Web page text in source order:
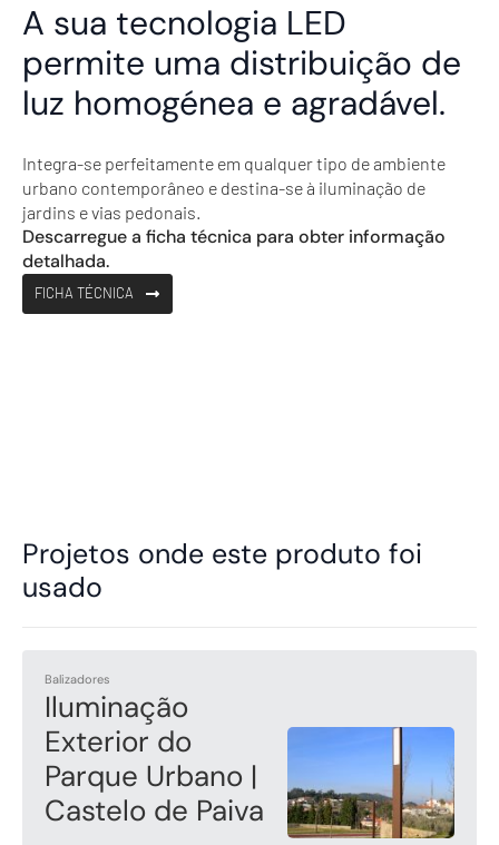
A sua tecnologia LED
permite uma distribuição de
luz homogénea e agradável.
Integra-se perfeitamente em qualquer tipo de ambiente
urbano contemporâneo e destina-se à iluminação de
jardins e vias pedonais.
Descarregue a ficha técnica para obter informação
detalhada.
FICHA TÉCNICA
Projetos onde este produto foi
usado
Balizadores
Iluminação
Exterior do
Parque Urbano |
Castelo de Paiva